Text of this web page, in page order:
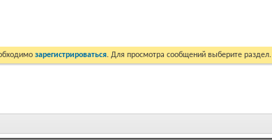
зарегистрироваться. Для просмотра сообщений выберите раздел.